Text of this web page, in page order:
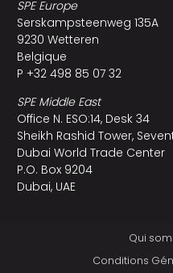
SPE Europe
Serskampsteenweg 135A
9230 Wetteren
Belgique
P +32 498 85 07 32
SPE Middle East
Office N. ESO:14, Desk 34
Sheikh Rashid Tower,
Dubai World Trade Center
P.O. Box 9204
Dubai, UAE
Qui
Conditions